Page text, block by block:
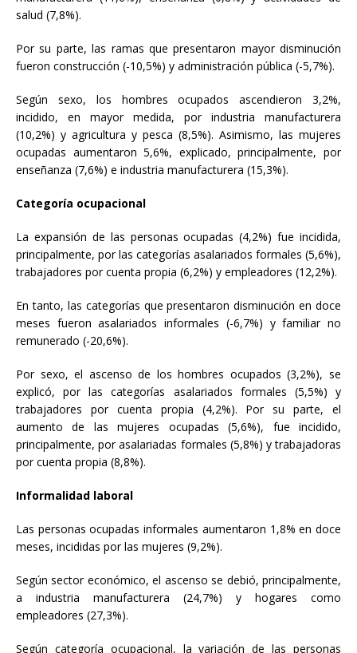
salud (7,8%).
Por su parte, las ramas que presentaron mayor disminución
fueron construcción (-10,5%) y administración pública (-5,7%).
Según sexo, los hombres ocupados ascendieron 3,2%,
incidido, en mayor medida, por industria manufacturera
(10,2%) y agricultura y pesca (8,5%). Asimismo, las mujeres
ocupadas aumentaron 5,6%, explicado, principalmente, por
enseñanza (7,6%) e industria manufacturera (15,3%).
Categoría ocupacional
La expansión de las personas ocupadas (4,2%) fue incidida,
principalmente, por las categorías asalariados formales (5,6%),
trabajadores por cuenta propia (6,2%) y empleadores (12,2%).
En tanto, las categorías que presentaron disminución en doce
meses fueron asalariados informales (-6,7%) y familiar no
remunerado (-20,6%).
Por sexo, el ascenso de los hombres ocupados (3,2%), se
explicó, por las categorías asalariados formales (5,5%) y
trabajadores por cuenta propia (4,2%). Por su parte, el
aumento de las mujeres ocupadas (5,6%), fue incidido,
principalmente, por asalariadas formales (5,8%) y trabajadoras
por cuenta propia (8,8%).
Informalidad laboral
Las personas ocupadas informales aumentaron 1,8% en doce
meses, incididas por las mujeres (9,2%).
Según sector económico, el ascenso se debió, principalmente,
a industria manufacturera (24,7%) y hogares como
empleadores (27,3%).
Según categoría ocupacional, la variación de las personas